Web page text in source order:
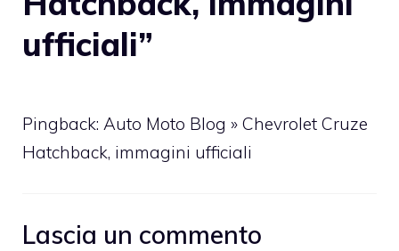
ufficiali”
Pingback: Auto Moto Blog » Chevrolet Cruze
Hatchback, immagini ufficiali
Lascia un commento